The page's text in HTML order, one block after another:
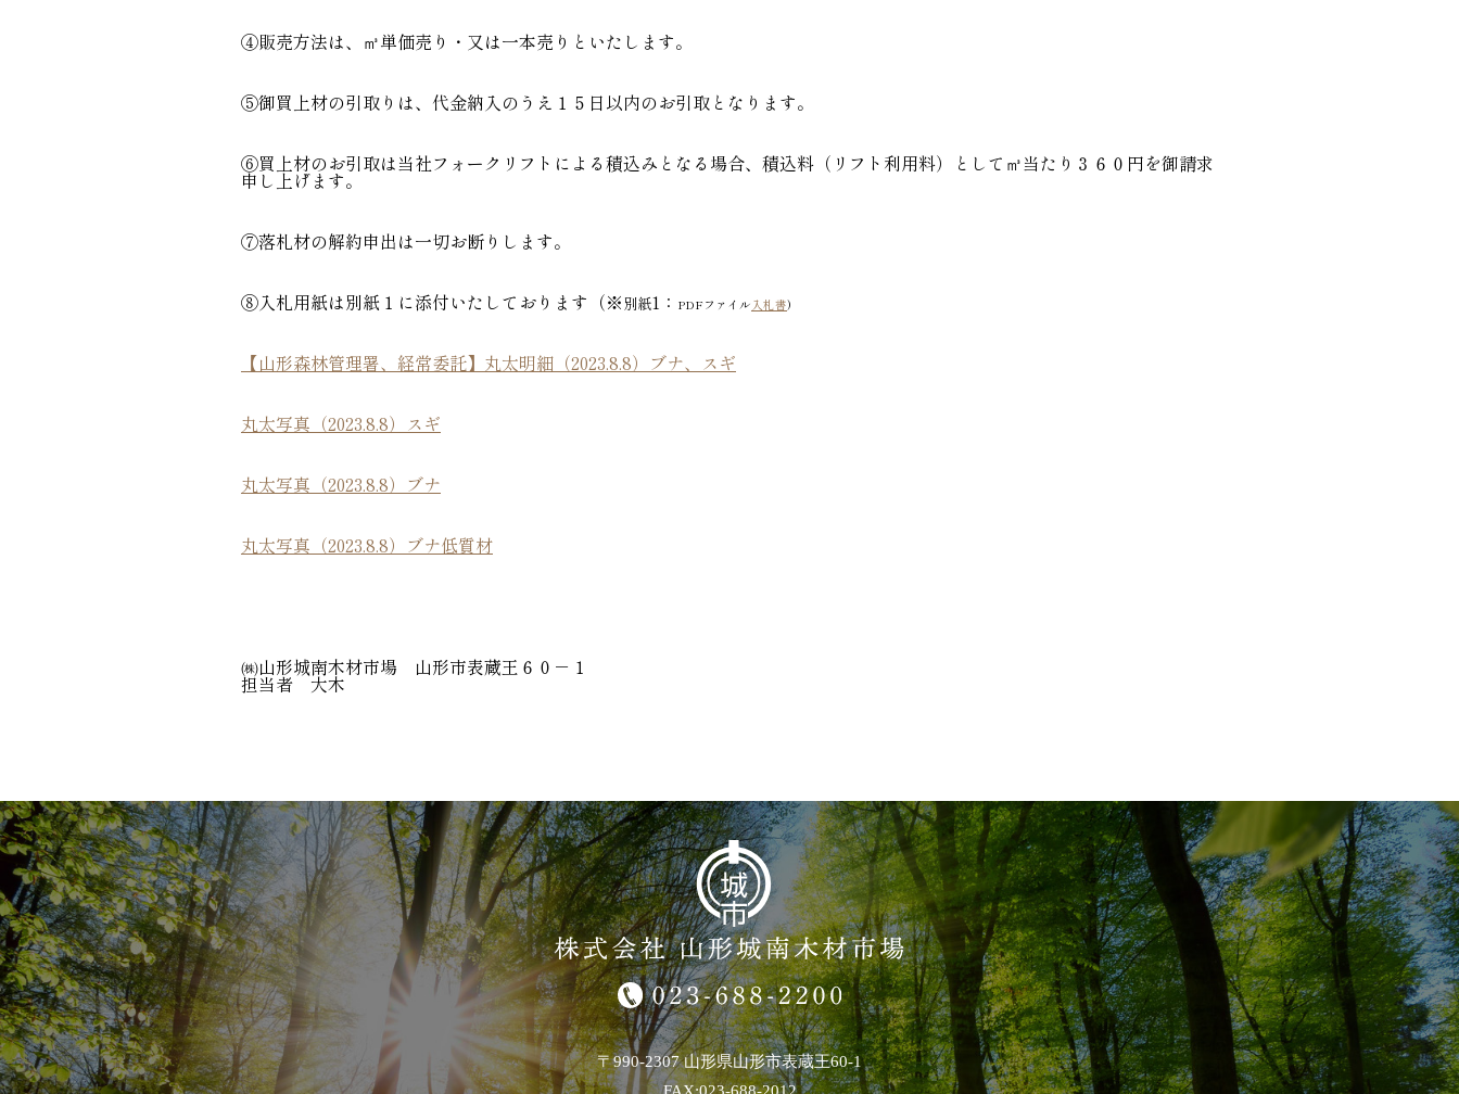
④販売方法は、㎥単価売り・又は一本売りといたします。
⑤御買上材の引取りは、代金納入のうえ１５日以内のお引取となります。
⑥買上材のお引取は当社フォークリフトによる積込みとなる場合、積込料（リフト利用料）として㎥当たり３６０円を御請求
申し上げます。
⑦落札材の解約申出は一切お断りします。
⑧入札用紙は別紙１に添付いたしております（※ 別紙1： PDFファイル 入札書)
【山形森林管理署、経常委託】丸太明細（2023.8.8）ブナ、スギ
丸太写真（2023.8.8）スギ
丸太写真（2023.8.8）ブナ
丸太写真（2023.8.8）ブナ低質材
㈱山形城南木材市場 山形市表蔵王６０－１
担当者 大木
〒990-2307 山形県山形市表蔵王60-1